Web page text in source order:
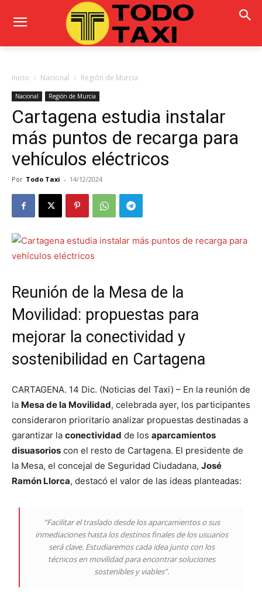
Inicio Nacional Región de Murcia
Nacional Región de Murcia
Cartagena estudia instalar
más puntos de recarga para
vehículos eléctricos
Por Todo Taxi - 14/12/2024
Reunión de la Mesa de la
Movilidad: propuestas para
mejorar la conectividad y
sostenibilidad en Cartagena
CARTAGENA. 14 Dic. (Noticias del Taxi) – En la reunión de
la Mesa de la Movilidad, celebrada ayer, los participantes
consideraron prioritario analizar propuestas destinadas a
garantizar la conectividad de los aparcamientos
disuasorios con el resto de Cartagena. El presidente de
la Mesa, el concejal de Seguridad Ciudadana, José
Ramón Llorca, destacó el valor de las ideas planteadas:
“Facilitar el traslado desde los aparcamientos o sus
inmediaciones hasta los destinos finales de los usuarios
será clave. Estudiaremos cada idea junto con los
técnicos en movilidad para encontrar soluciones
sostenibles y viables”.